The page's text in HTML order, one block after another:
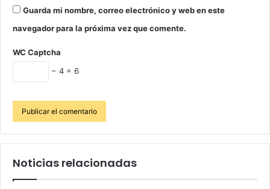
Guarda mi nombre, correo electrónico y web en este
navegador para la próxima vez que comente.
WC Captcha
− 4 = 6
Noticias relacionadas